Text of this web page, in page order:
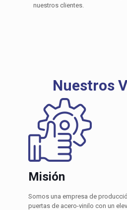
nuestros clientes.
Nuestros
Misión
Somos una empresa de
puertas de acero-vinilo con un